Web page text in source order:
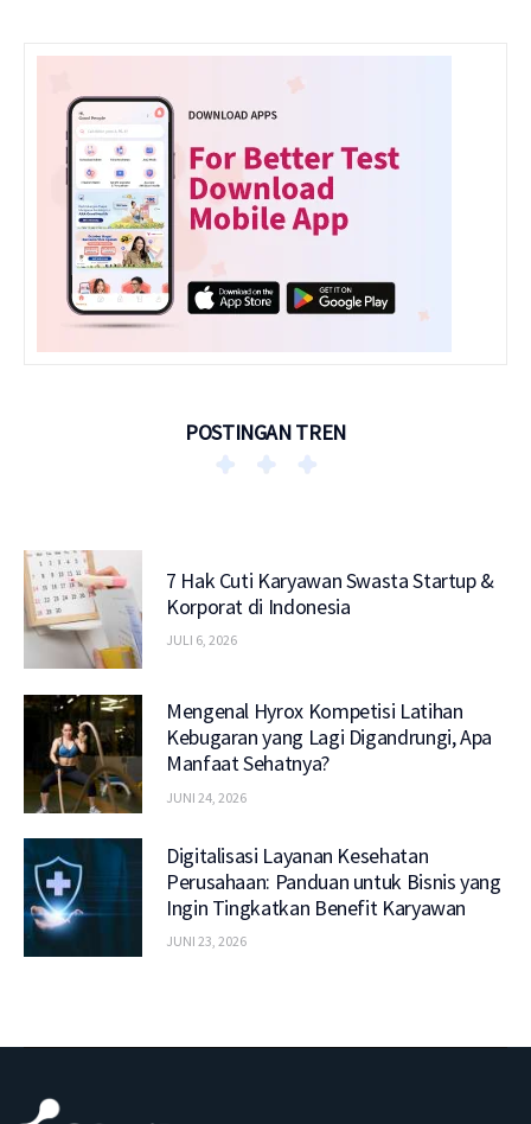
POSTINGAN TREN
7 Hak Cuti Karyawan Swasta Startup &
Korporat di Indonesia
JULI 6, 2026
Mengenal Hyrox Kompetisi Latihan
Kebugaran yang Lagi Digandrungi, Apa
Manfaat Sehatnya?
JUNI 24, 2026
Digitalisasi Layanan Kesehatan
Perusahaan: Panduan untuk Bisnis yang
Ingin Tingkatkan Benefit Karyawan
JUNI 23, 2026